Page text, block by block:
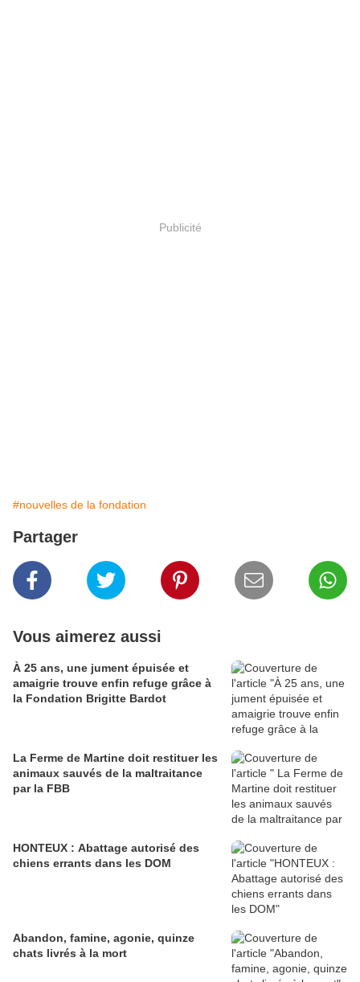
Publicité
#nouvelles de la fondation
Partager
Vous aimerez aussi
À 25 ans, une jument épuisée et
amaigrie trouve enfin refuge grâce à
la Fondation Brigitte Bardot
La Ferme de Martine doit restituer les
animaux sauvés de la maltraitance
par la FBB
HONTEUX : Abattage autorisé des
chiens errants dans les DOM
Abandon, famine, agonie, quinze
chats livrés à la mort